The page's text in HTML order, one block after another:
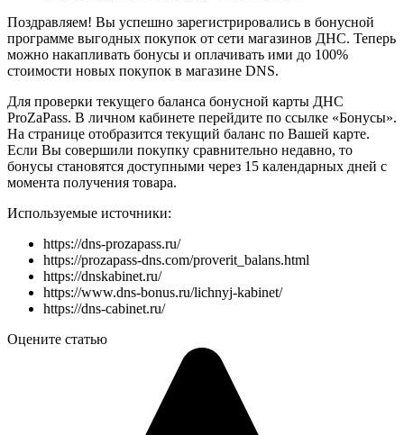
Поздравляем! Вы успешно зарегистрировались в бонусной
программе выгодных покупок от сети магазинов ДНС. Теперь
можно накапливать бонусы и оплачивать ими до 100%
стоимости новых покупок в магазине DNS.
Для проверки текущего баланса бонусной карты ДНС
ProZaPass. В личном кабинете перейдите по ссылке «Бонусы».
На странице отобразится текущий баланс по Вашей карте.
Если Вы совершили покупку сравнительно недавно, то
бонусы становятся доступными через 15 календарных дней с
момента получения товара.
Используемые источники:
https://dns-prozapass.ru/
https://prozapass-dns.com/proverit_balans.html
https://dnskabinet.ru/
https://www.dns-bonus.ru/lichnyj-kabinet/
https://dns-cabinet.ru/
Оцените статью